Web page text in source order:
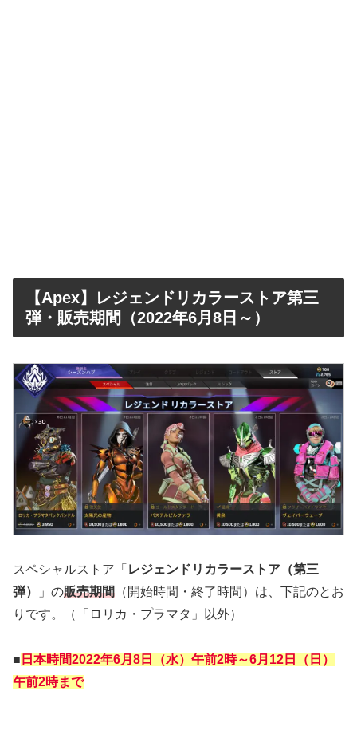
【Apex】レジェンドリカラーストア第三
弾・販売期間（2022年6月8日～）
スペシャルストア「 レジェンドリカラーストア（第三
弾）
」の販売期間 （開始時間・終了時間）は、下記のとお
りです。（「ロリカ・プラマタ」以外）
■ 日本時間2022年6月8日（水）午前2時～6月12日（日）
午前2時まで